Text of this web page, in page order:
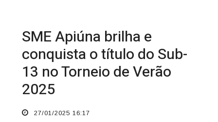
SME Apiúna brilha e
conquista o título do Sub-
13 no Torneio de Verão
2025
27/01/2025 16:17